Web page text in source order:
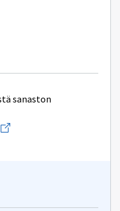
sanaston
Aloita
uuden